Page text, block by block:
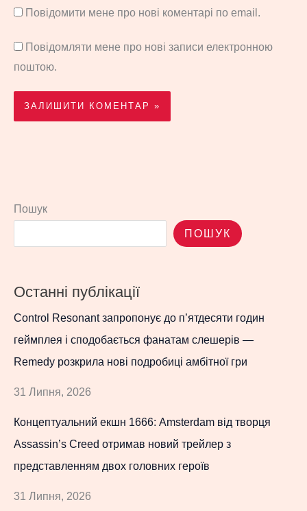
Повідомити мене про нові коментарі по email.
Повідомляти мене про нові записи електронною
поштою.
Пошук
ПОШУК
Останні публікації
Control Resonant запропонує до п’ятдесяти годин
геймплея і сподобається фанатам слешерів —
Remedy розкрила нові подробиці амбітної гри
31 Липня, 2026
Концептуальний екшн 1666: Amsterdam від творця
Assassin’s Creed отримав новий трейлер з
представленням двох головних героїв
31 Липня, 2026